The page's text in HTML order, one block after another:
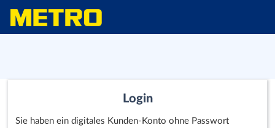
Login
Sie haben ein digitales Kunden-Konto ohne Passwort